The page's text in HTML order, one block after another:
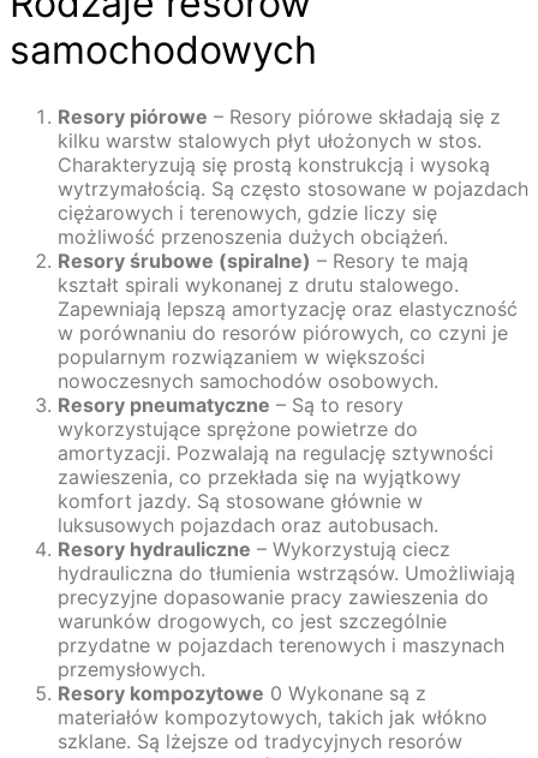
samochodowych
Resory piórowe – Resory piórowe składają się z
kilku warstw stalowych płyt ułożonych w stos.
Charakteryzują się prostą konstrukcją i wysoką
wytrzymałością. Są często stosowane w pojazdach
ciężarowych i terenowych, gdzie liczy się
możliwość przenoszenia dużych obciążeń.
Resory śrubowe (spiralne) – Resory te mają
kształt spirali wykonanej z drutu stalowego.
Zapewniają lepszą amortyzację oraz elastyczność
w porównaniu do resorów piórowych, co czyni je
popularnym rozwiązaniem w większości
nowoczesnych samochodów osobowych.
Resory pneumatyczne – Są to resory
wykorzystujące sprężone powietrze do
amortyzacji. Pozwalają na regulację sztywności
zawieszenia, co przekłada się na wyjątkowy
komfort jazdy. Są stosowane głównie w
luksusowych pojazdach oraz autobusach.
Resory hydrauliczne – Wykorzystują ciecz
hydrauliczna do tłumienia wstrząsów. Umożliwiają
precyzyjne dopasowanie pracy zawieszenia do
warunków drogowych, co jest szczególnie
przydatne w pojazdach terenowych i maszynach
przemysłowych.
Resory kompozytowe 0 Wykonane są z
materiałów kompozytowych, takich jak włókno
szklane. Są lżejsze od tradycyjnych resorów